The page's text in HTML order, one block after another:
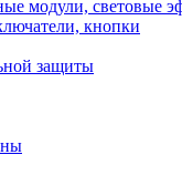
модули, световые
кнопки
защиты